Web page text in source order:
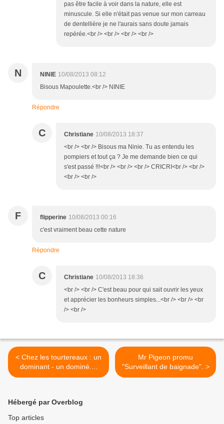
pas être facile à voir dans la nature, elle est
minuscule. Si elle n'était pas venue sur mon carreau
de dentellière je ne l'aurais sans doute jamais
repérée.<br /> <br /> <br /> <br />
N NINIE 10/08/2013 08:12
Bisous Mapoulette.<br /> NINIE
Répondre
C Christiane 10/08/2013 18:37
<br /> <br /> Bisous ma Ninie. Tu as entendu les
pompiers et tout ça ? Je me demande bien ce qui
s'est passé !!!<br /> <br /> <br /> CRICRI<br /> <br />
<br /> <br />
F flipperine 10/08/2013 00:16
c'est vraiment beau cette nature
Répondre
C Christiane 10/08/2013 18:36
<br /> <br /> C'est beau pour qui sait ouvrir les yeux
et apprécier les bonheurs simples...<br /> <br /> <br
/> <br />
< Chez les tourtereaux : un
dominant - un dominé....
Mr Pigeon promu
"Surveillant de baignade". >
Hébergé par Overblog
Top articles